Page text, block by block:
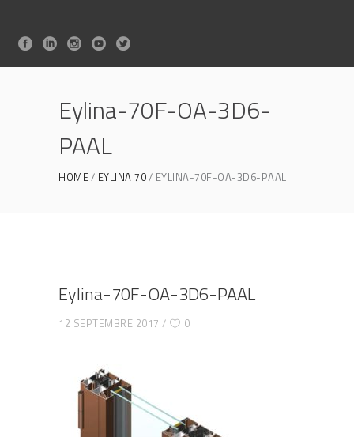
Eylina-70F-OA-3D6-
PAAL
HOME EYLINA 70 EYLINA-70F-OA-3D6-PAAL
Eylina-70F-OA-3D6-PAAL
12 SEPTEMBRE 2017 0